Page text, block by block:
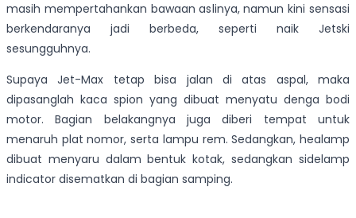
masih mempertahankan bawaan aslinya, namun kini sensasi
berkendaranya jadi berbeda, seperti naik Jetski
sesungguhnya.
Supaya Jet-Max tetap bisa jalan di atas aspal, maka
dipasanglah kaca spion yang dibuat menyatu denga bodi
motor. Bagian belakangnya juga diberi tempat untuk
menaruh plat nomor, serta lampu rem. Sedangkan, healamp
dibuat menyaru dalam bentuk kotak, sedangkan sidelamp
indicator disematkan di bagian samping.